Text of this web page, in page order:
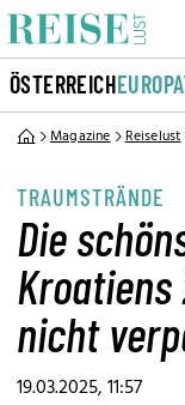
ÖSTERREICHEUROPA
Magazine Reiselust
TRAUMSTRÄNDE
Die
Kroatiens
nicht
19.03.2025, 11:57